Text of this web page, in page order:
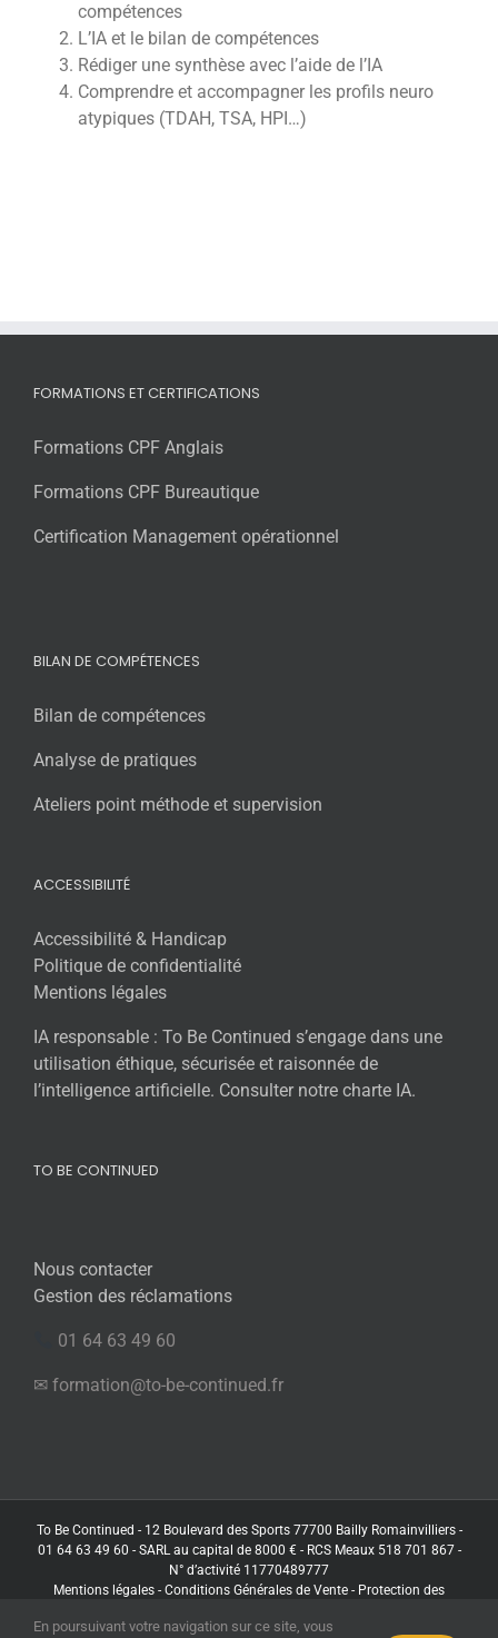
compétences
L’IA et le bilan de compétences
Rédiger une synthèse avec l’aide de l’IA
Comprendre et accompagner les profils neuro
atypiques (TDAH, TSA, HPI…)
FORMATIONS ET CERTIFICATIONS
Formations CPF Anglais
Formations CPF Bureautique
Certification Management opérationnel
BILAN DE COMPÉTENCES
Bilan de compétences
Analyse de pratiques
Ateliers point méthode et supervision
ACCESSIBILITÉ
Accessibilité & Handicap
Politique de confidentialité
Mentions légales
IA responsable : To Be Continued s’engage dans une
utilisation éthique, sécurisée et raisonnée de
l’intelligence artificielle. Consulter notre charte IA.
TO BE CONTINUED
Nous contacter
Gestion des réclamations
01 64 63 49 60
✉ formation@to-be-continued.fr
To Be Continued - 12 Boulevard des Sports 77700 Bailly Romainvilliers -
01 64 63 49 60 - SARL au capital de 8000 € - RCS Meaux 518 701 867 -
N° d’activité 11770489777
Mentions légales - Conditions Générales de Vente - Protection des
En poursuivant votre navigation sur ce site, vous